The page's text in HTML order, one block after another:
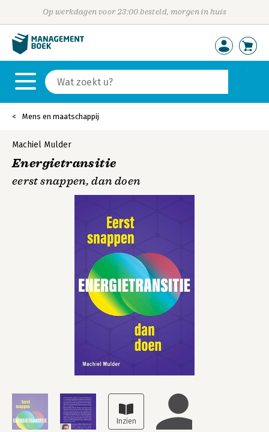
Op werkdagen voor 23:00 besteld, morgen in huis
Mens en maatschappij
Machiel Mulder
Energietransitie
eerst snappen, dan doen